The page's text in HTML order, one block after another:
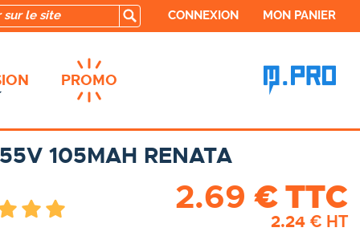
CONNEXION MON PANIER
PROMO
105MAH RENATA
2.69 € TTC
2.24 € HT